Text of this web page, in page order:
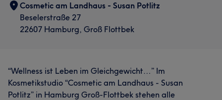
Cosmetic am Landhaus - Susan Potlitz
Beselerstraße 27
22607 Hamburg, Groß Flottbek
“Wellness ist Leben im Gleichgewicht…” Im
Kosmetikstudio “Cosmetic am Landhaus - Susan
Potlitz” in Hamburg Groß-Flottbek stehen alle